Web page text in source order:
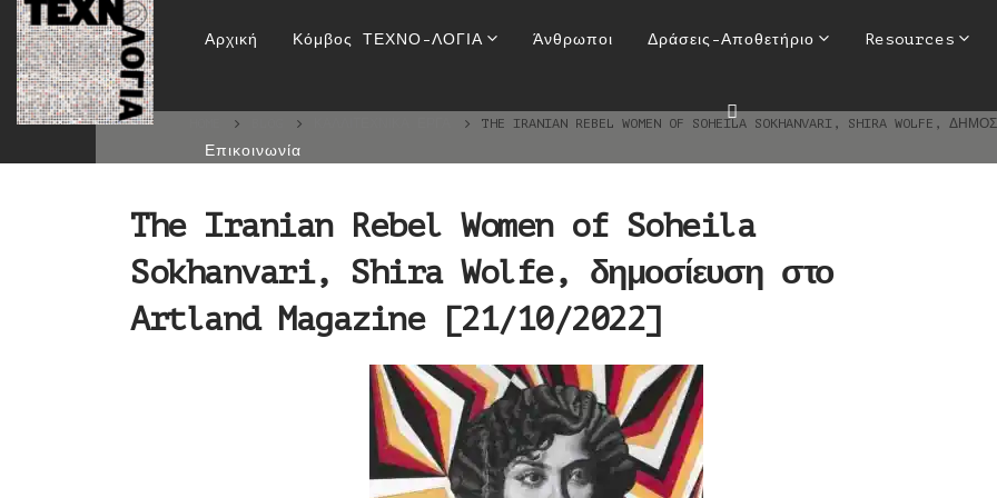
Αρχική Κόμβος ΤΕΧΝΟ-ΛΟΓΙΑ Άνθρωποι Δράσεις-Αποθετήριο Resources
Επικοινωνία
The Iranian Rebel Women of Soheila
THE IRANIAN REBEL WOMEN OF SOHEILA SOKHANVARI, SHIRA WOLFE,
The Iranian Rebel Women of Soheila
Sokhanvari, Shira Wolfe, δημοσίευση στο
Artland Magazine [21/10/2022]